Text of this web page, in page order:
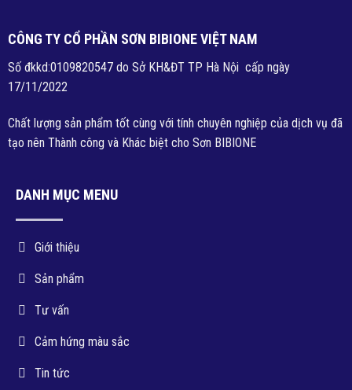
CÔNG TY CỔ PHẦN SƠN BIBIONE VIỆT NAM
Số đkkd:0109820547 do Sở KH&ĐT TP Hà Nội cấp ngày
17/11/2022
Chất lượng sản phẩm tốt cùng với tính chuyên nghiệp của dịch vụ đã
tạo nên Thành công và Khác biệt cho Sơn BIBIONE
DANH MỤC MENU
Giới thiệu
Sản phẩm
Tư vấn
Cảm hứng màu sắc
Tin tức